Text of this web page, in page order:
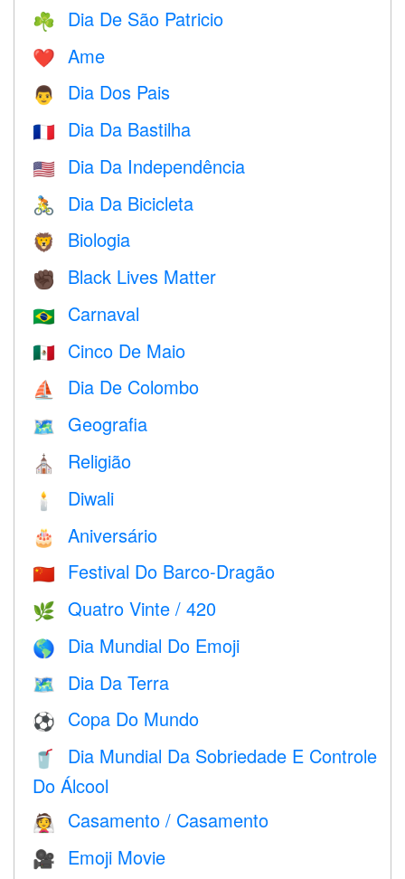
☘️ Dia De São Patricio
❤️️ Ame
👨 Dia Dos Pais
🇫🇷 Dia Da Bastilha
🇺🇸 Dia Da Independência
🚴 Dia Da Bicicleta
🦁 Biologia
✊🏿 Black Lives Matter
🇧🇷 Carnaval
🇲🇽 Cinco De Maio
⛵️ Dia De Colombo
🗺 Geografia
⛪️ Religião
🕯 Diwali
🎂 Aniversário
🇨🇳 Festival Do Barco-Dragão
🌿 Quatro Vinte / 420
🌎 Dia Mundial Do Emoji
🗺️ Dia Da Terra
⚽ Copa Do Mundo
🥤
Dia Mundial Da Sobriedade E Controle
Do Álcool
👰 Casamento / Casamento
🎥 Emoji Movie